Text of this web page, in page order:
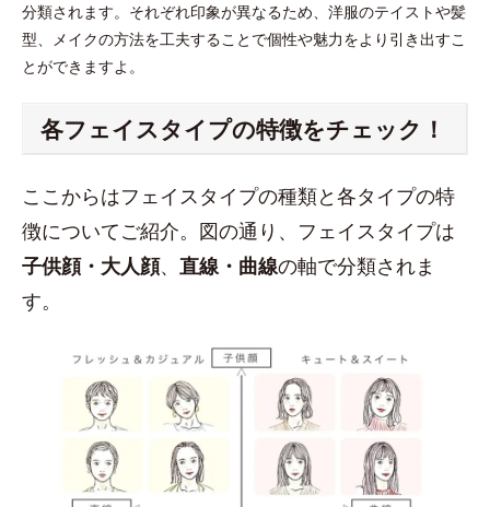
分類されます。それぞれ印象が異なるため、洋服のテイストや髪
型、メイクの方法を工夫することで個性や魅力をより引き出すこ
とができますよ。
各フェイスタイプの特徴をチェック！
ここからはフェイスタイプの種類と各タイプの特
徴についてご紹介。図の通り、フェイスタイプは
子供顔・大人顔、 直線・曲線の軸で分類されま
す。